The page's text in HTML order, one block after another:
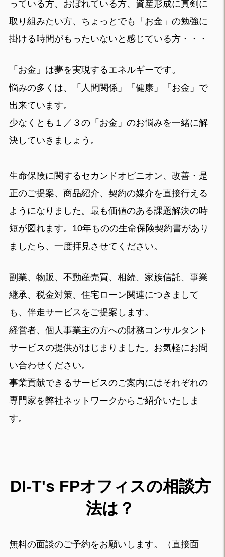
っている方、おぼれている方、資産形成に真剣に
取り組みたい方、ちょっとでも「お金」の勉強に
掛ける時間がもったいないと感じている方・・・
「お金」は夢を実現するエネルギーです。
悩みの多くは、「人間関係」「健康」「お金」で
出来ています。
少なくとも１／３の「お金」のお悩みを一緒に解
決していきましょう。
生命保険に関するセカンドオピニオン、改善・是
正のご提案、商品紹介、契約の媒介を直接行える
ようになりました。最も価値のある課題解決の時
短が図れます。10年ものの生命保険契約書があり
ましたら、一度拝見させてください。
副業、物販、不動産売買、相続、家族信託、事業
継承、税金対策、住宅ローン関連につきまして
も、伴走サービスをご提案します。
経営者、個人事業主の方への財務コンサルタント
サービスの提供がはじまりました。お気軽にお問
い合わせください。
事業貢献できるサービスのご案内にはそれぞれの
専門家を弊社ネットワークからご紹介いたしま
す。
DI-T's FPオフィスの相談方
法は？
無料の面談のご予約をお願いします。（直接面